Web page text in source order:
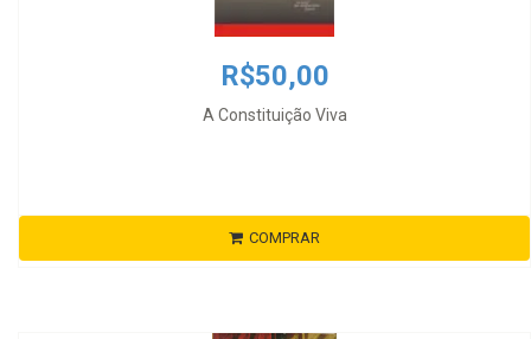
R$50,00
A Constituição Viva
COMPRAR